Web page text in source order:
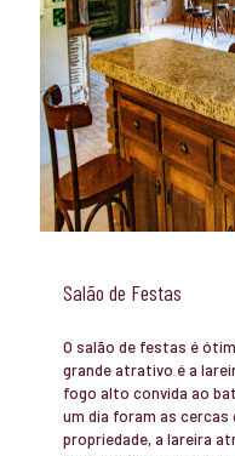
Salão de Festas
O salão de festas é
grande atrativo é a
fogo alto convida ao
um dia foram as cercas
propriedade, a lareira